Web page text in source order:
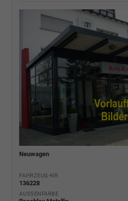
Neuwagen
FAHRZEUG-NR.
136228
AUSSENFARBE